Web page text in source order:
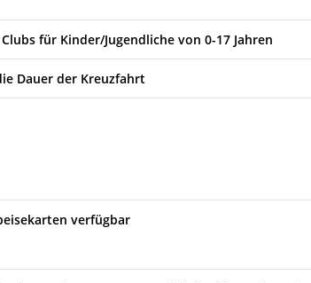
für Kinder/Jugendliche von 0-17 Jahren
Dauer der Kreuzfahrt
verfügbar